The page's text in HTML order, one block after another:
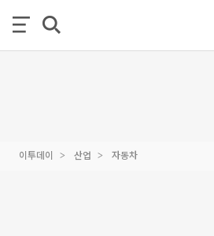
이투데이 산업 자동차